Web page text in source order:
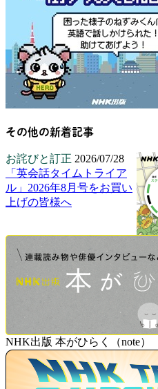
その他の新着記事
お詫びと訂正 2026/07/28
「英会話タイムトライア
ル」2026年8月号をお買い
上げの皆様へ
NHK出版 本がひらく（note）